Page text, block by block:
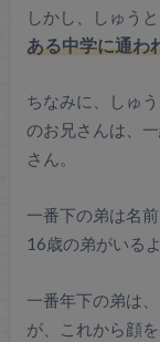
しかし、しゅう
ある中学に通わ
ちなみに、しゅ
のお兄さんは、
さん。
一番下の弟は名
16歳の弟がいる
一番年下の弟は
が、これから顔